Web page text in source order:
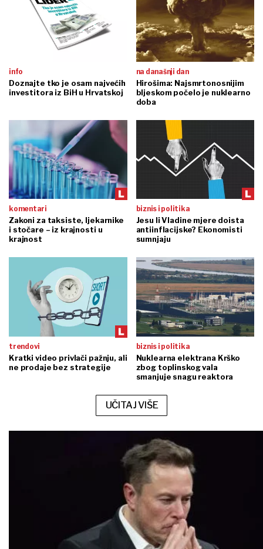
info
Doznajte tko je osam najvećih
investitora iz BiH u Hrvatskoj
na današnji dan
Hirošima: Najsmrtonosnijim
bljeskom počelo je nuklearno
doba
komentari
Zakoni za taksiste, ljekarnike
i stočare – iz krajnosti u
krajnost
biznis i politika
Jesu li Vladine mjere doista
antiinflacijske? Ekonomisti
sumnjaju
trendovi
Kratki video privlači pažnju, ali
ne prodaje bez strategije
biznis i politika
Nuklearna elektrana Krško
zbog toplinskog vala
smanjuje snagu reaktora
UČITAJ VIŠE